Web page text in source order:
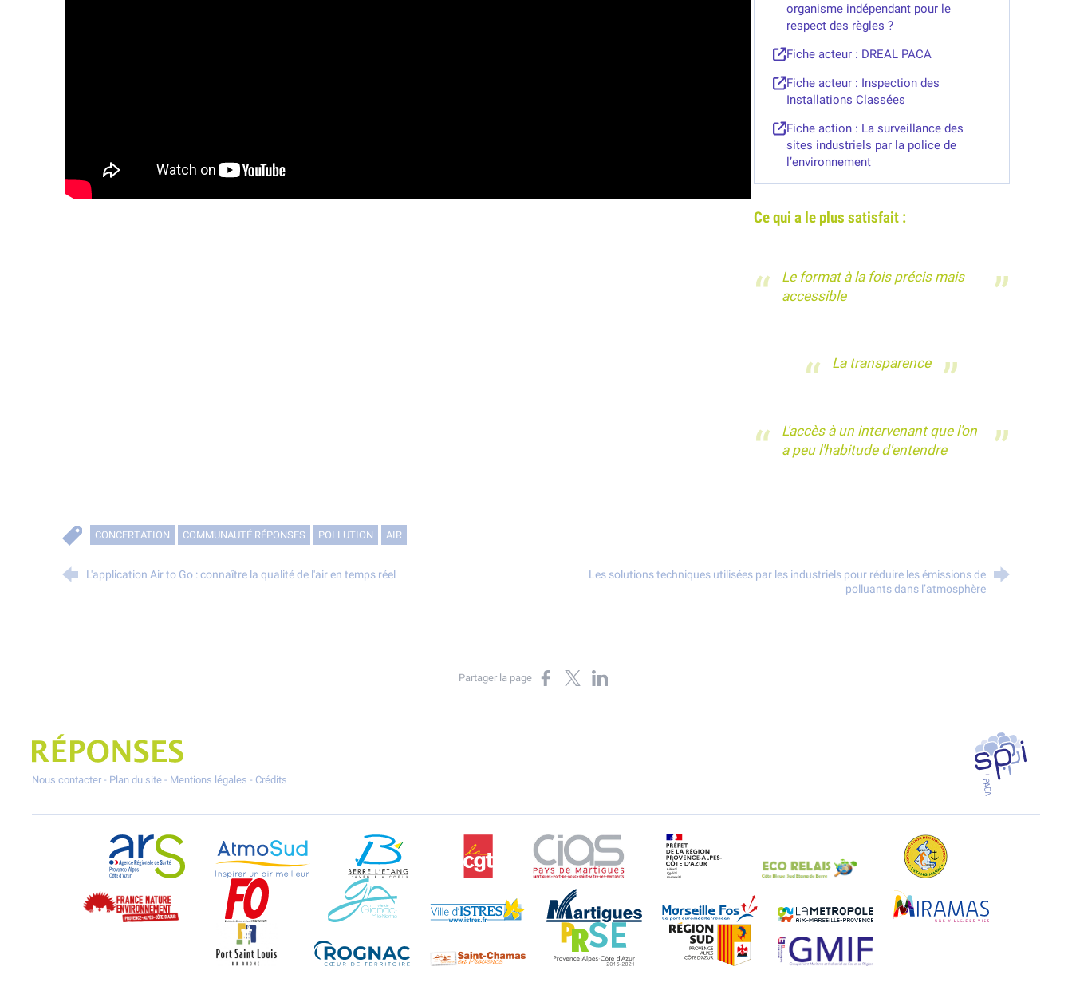
organisme indépendant pour le
respect des règles ?
Fiche acteur : DREAL PACA
Fiche acteur : Inspection des
Installations Classées
Fiche action : La surveillance des
sites industriels par la police de
l’environnement
Ce qui a le plus satisfait :
Le format à la fois précis mais
accessible
La transparence
L'accès à un intervenant que l'on
a peu l'habitude d'entendre
CONCERTATION COMMUNAUTÉ RÉPONSES POLLUTION AIR
L'application Air to Go : connaître la qualité de l'air en temps réel
Les solutions techniques utilisées par les industriels pour réduire les émissions de
polluants dans l’atmosphère
Partager la page Partager sur Facebook
Partager sur XPartager sur LinkedIn
Projet Réponses - Réduire les POllutioNs en Santé Environnement
Nous contacter - Plan du site - Mentions légales - Crédits
SPPPI PACA
ARS Paca AtmoSud Berre l'Etang CIAS Eco-Relais Côte BleueEtang marin
France Nature Environnement PACA
Force Ouvrière Gignac-la-Nerthe Métropole Aix-Marseille-Provence
Port-Saint-Louis PRSE Région Sud